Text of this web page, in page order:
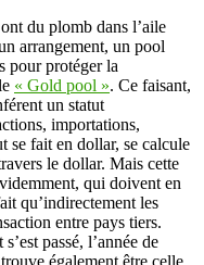
du plomb dans l’aile
arrangement, un pool
pour protéger la
« Gold pool ». Ce faisant,
un statut
importations,
se fait en dollar, se calcule
le dollar. Mais cette
qui doivent en
qu’indirectement les
entre pays tiers.
passé, l’année de
également être celle